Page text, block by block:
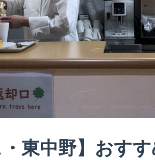
東中野】おす